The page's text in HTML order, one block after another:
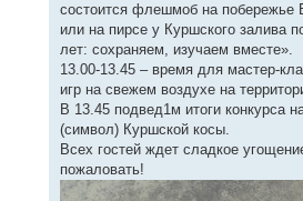
состоится флешмоб на побережье
или на пирсе у Куршского залива
лет: сохраняем, изучаем вместе».
13.00-13.45 – время для мастер-
игр на свежем воздухе на
В 13.45 подвед1м итоги конкурса
(символ) Куршской косы.
Всех гостей ждет сладкое
пожаловать!